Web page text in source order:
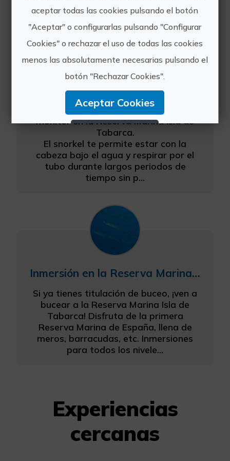
Excursión de snorkel guiada con
monitor en la Reserva Marina Isla de
Tabarca.
El snorkel te permite estar con la
cabeza bajo el agua y respirar por el
tubo durante largos periodos de
tiempo sin p...
Inmersión en la Reserva Marina Isla de Tabarca
Si ya tienes titulación de buceo, ¡ven a
bucear a la Reserva Marina Isla de
Tabarca! Disfruta de la primera
Reserva Marina de España, llena de
meros, barracudas, etc. Inmersiones
para todos los nivele...
Experiencias
cercanas
aceptar todas las cookies pulsando el botón
"Aceptar" o configurarlas pulsando "Configurar
Cookies" o rechazar el uso de todas las cookies
menos las absolutamente necesarias pulsando el
botón "Rechazar Cookies".
Aceptar Cookies
Rechazar Cookies
Configurar Cookies
Más información